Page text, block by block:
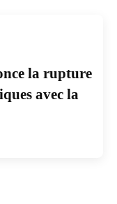
la rupture
avec la